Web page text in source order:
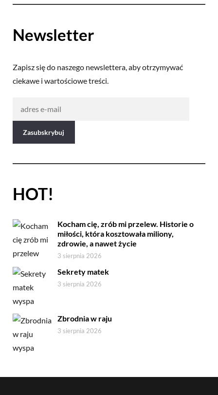
Newsletter
Zapisz się do naszego newslettera, aby otrzymywać
ciekawe i wartościowe treści.
HOT!
Kocham cię, zrób mi przelew. Historie o
miłości, która kosztowała miliony,
zdrowie, a nawet życie
3 sierpnia 2026
Sekrety matek
3 sierpnia 2026
Zbrodnia w raju
3 sierpnia 2026